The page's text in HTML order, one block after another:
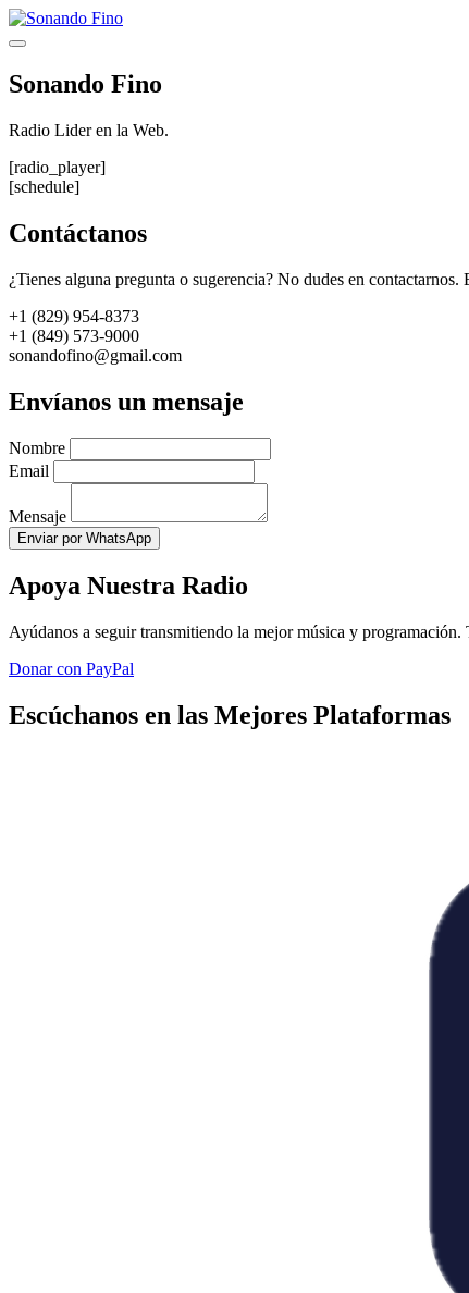
Saltar
al
Menú
Sonando Fino
Radio Lider en la Web.
[radio_player]
[schedule]
Contáctanos
¿Tienes alguna pregunta o sugerencia? No dudes en contactarnos.
+1 (829) 954-8373
+1 (849) 573-9000
sonandofino@gmail.com
Envíanos un mensaje
Nombre
Email
Mensaje
Enviar por WhatsApp
Apoya Nuestra Radio
Ayúdanos a seguir transmitiendo la mejor música y
Donar con PayPal
Escúchanos en las Mejores Plataformas